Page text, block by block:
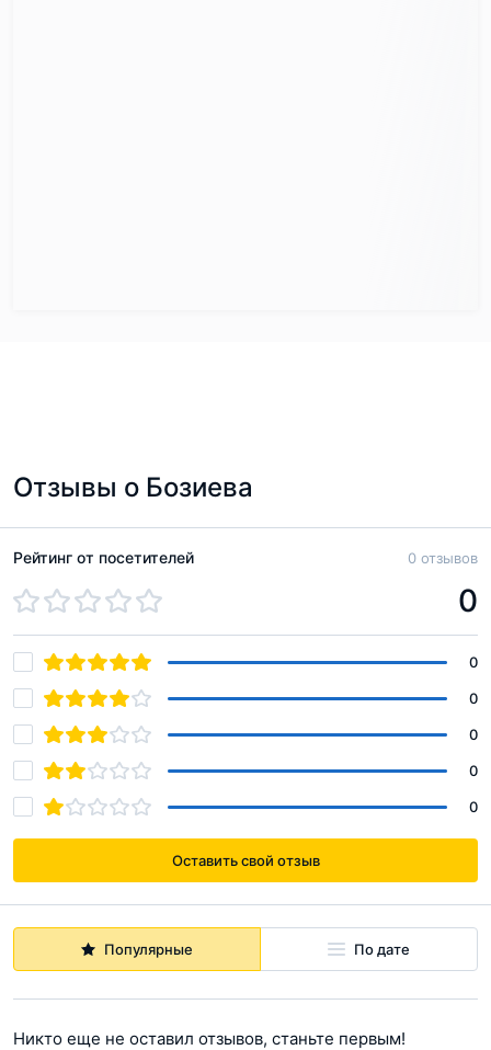
Отзывы о Бозиева
Оставить свой отзыв
Популярные По дате
Никто еще не оставил отзывов, станьте первым!
Рейтинг от посетителей 0 отзывов
0
0
0
0
0
0